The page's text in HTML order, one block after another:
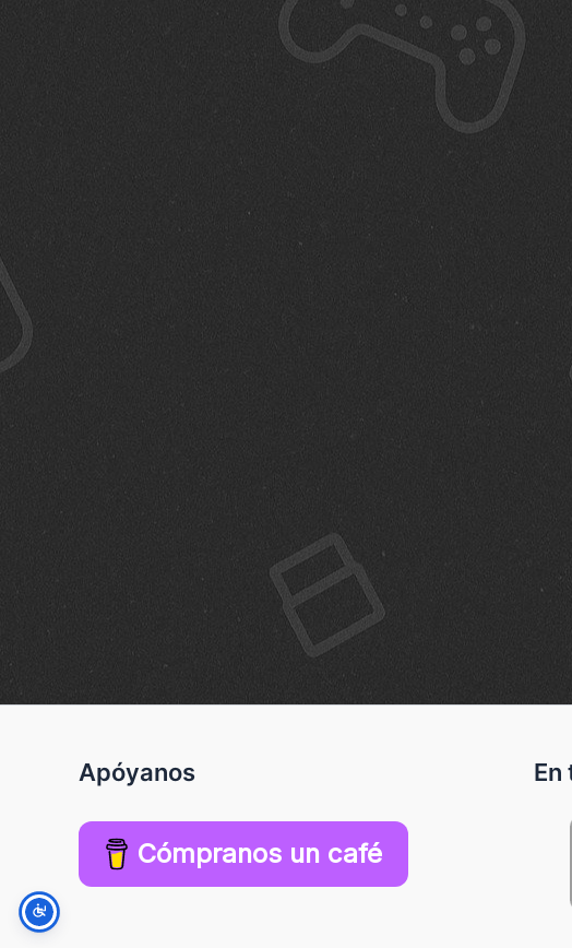
Apóyanos
Cómpranos un café
En